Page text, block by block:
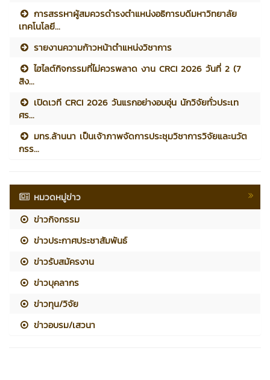
การสรรหาผู้สมควรดำรงตำแหน่งอธิการบดีมหาวิทยาลัย
เทคโนโลยี...
รายงานความก้าวหน้าตำแหน่งวิชาการ
ไฮไลต์กิจกรรมที่ไม่ควรพลาด งาน CRCI 2026 วันที่ 2 (7
สิง...
เปิดเวที CRCI 2026 วันแรกอย่างอบอุ่น นักวิจัยทั่วประเท
ศร...
มทร.ล้านนา เป็นเจ้าภาพจัดการประชุมวิชาการวิจัยและนวัต
กรร...
หมวดหมู่ข่าว
ข่าวกิจกรรม
ข่าวประกาศประชาสัมพันธ์
ข่าวรับสมัครงาน
ข่าวบุคลากร
ข่าวทุน/วิจัย
ข่าวอบรม/เสวนา